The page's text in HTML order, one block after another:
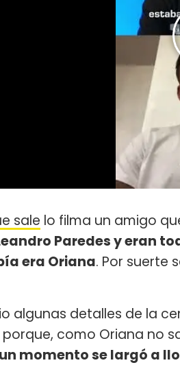
sale lo filma un amigo
Paredes y eran
era Oriana. Por suerte
algunas detalles de la
como Oriana no
un momento se largó a